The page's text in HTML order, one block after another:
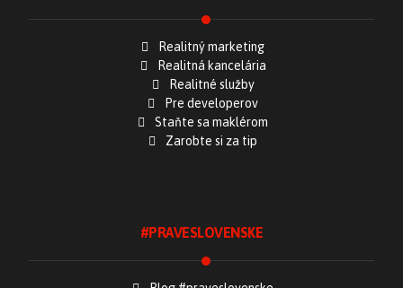
Realitný marketing
Realitná kancelária
Realitné služby
Pre developerov
Staňte sa maklérom
Zarobte si za tip
#PRAVESLOVENSKE